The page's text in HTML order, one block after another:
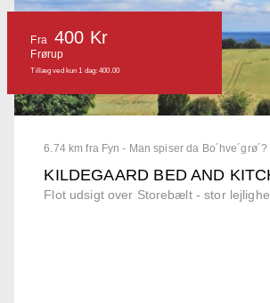
6.74 km fra Fyn - Man spiser da Bo´hve´grø´?
KILDEGAARD BED AND
Flot udsigt over Storebælt - stor
Fra 400 Kr
Frørup
Tillæg ved kun 1 dag: 400.00